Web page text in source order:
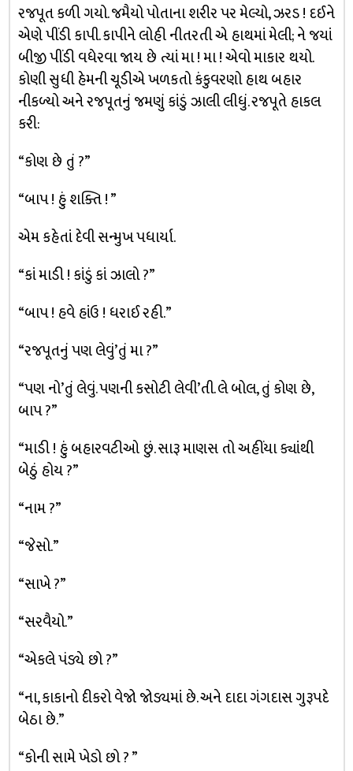
રજપૂત કળી ગયો. જમૈયો પોતાના શરીર પર મેલ્યો, ઝરડ ! દઈને
એણે પીંડી કાપી. કાપીને લોહી નીતરતી એ હાથમાં મેલી; ને જયાં
બીજી પીંડી વધેરવા જાય છે ત્યાં મા ! મા ! એવો માકાર થયો.
કોણી સુધી હેમની ચૂડીએ ખળકતો કંકુવરણો હાથ બહાર
નીકળ્યો અને રજપૂતનું જમણું કાંડું ઝાલી લીધું. રજપૂતે હાકલ
કરી:
“કોણ છે તું ?”
“બાપ ! હું શક્તિ ! ”
એમ કહેતાં દેવી સન્મુખ પધાર્યા.
“કાં માડી ! કાંડું કાં ઝાલો ?”
“બાપ ! હવે હાંઉ ! ધરાઈ રહી.”
“રજપૂતનું પણ લેવું’તું મા ?”
“પણ નો’તું લેવું. પણની કસોટી લેવી’તી. લે બોલ, તું કોણ છે,
બાપ ?”
“માડી ! હું બહારવટીઓ છું. સારૂ માણસ તો અહીંયા ક્યાંથી
બેઠું હોય ?”
“નામ ?”
“જેસો.”
“સાખે ?”
“સરવૈયો.”
“એકલે પંડ્યે છો ?”
“ના, કાકાનો દીકરો વેજો જોડ્યમાં છે. અને દાદા ગંગદાસ ગુરૂપદે
બેઠા છે.”
“કોની સામે ખેડો છો ? ”